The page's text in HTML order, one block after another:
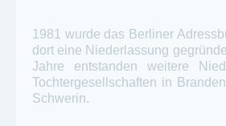
1981 wurde das Berliner
dort eine Niederlassung
Jahre entstanden weitere
Tochtergesellschaften in
Schwerin.